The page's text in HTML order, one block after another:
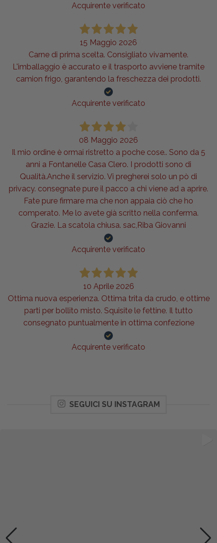
Acquirente verificato
15 Maggio 2026
Carne di prima scelta. Consigliato vivamente.
L'imballaggio è accurato e il trasporto avviene tramite
camion frigo, garantendo la freschezza dei prodotti.
Acquirente verificato
08 Maggio 2026
Il mio ordine è ormai ristretto a poche cose.. Sono da 5
anni a Fontanelle Casa Clero. I prodotti sono di
Qualità.Anche il servizio. Vi pregherei solo un pò di
privacy. consegnate pure il pacco a chi viene ad a aprire.
Fate pure firmare ma che non appaia ciò che ho
comperato. Me lo avete già scritto nella conferma.
Grazie. La scatola chiusa. sac,Riba Giovanni
Acquirente verificato
10 Aprile 2026
Ottima nuova esperienza. Ottima trita da crudo, e ottime
parti per bollito misto. Squisite le fettine. Il tutto
consegnato puntualmente in ottima confezione
Acquirente verificato
SEGUICI SU INSTAGRAM